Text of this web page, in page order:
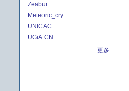
Zeabur
Meteoric_cry
UNICAC
UGiA.CN
更多...